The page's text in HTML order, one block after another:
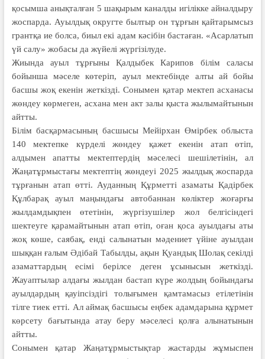
қосымша анықталған 5 шақырым каналды игілікке айналдыру
жоспарда. Ауылдық округте былтыр он тұрғын қайтарымсыз
грантқа ие болса, биыл екі адам кәсібін бастаған. «Асарлатып
үй салу» жобасы да жүйелі жүргізілуде.
Жиында ауыл тұрғыны Қалдыбек Карипов білім саласы
бойынша мәселе көтеріп, ауыл мектебінде алты ай бойы
басшы жоқ екенін жеткізді. Сонымен қатар мектеп асханасы
жөндеу көрмеген, асхана мен акт залы қыста жылымайтынын
айтты.
Білім басқармасының басшысы Мейірхан Өмірбек облыста
140 мектепке күрделі жөндеу қажет екенін атап өтіп,
алдымен апатты мектептердің мәселесі шешілетінін, ал
Жаңатұрмыстағы мектептің жөндеуі 2025 жылдық жоспарда
тұрғанын атап өтті. Ауданның Құрметті азаматы Қадірбек
Құлбарақ ауыл маңындағы автобаннан көліктер жоғарғы
жылдамдықпен өтетінін, жүргізушілер жол белгісіндегі
шектеуге қарамайтынын атап өтіп, оған қоса ауылдағы аты
жоқ көше, саябақ, енді салынатын мәдениет үйіне ауылдан
шыққан ғалым Әдібай Табылды, ақын Қуандық Шолақ секілді
азаматтардың есімі берілсе деген ұсынысын жеткізді.
Жауаптылар алдағы жылдан бастап күре жолдың бойындағы
ауылдардың қауіпсіздігі толығымен қамтамасыз етілетінін
тілге тиек етті. Ал аймақ басшысы еңбек адамдарына құрмет
көрсету бағытында атау беру мәселесі қолға алынатынын
айтты.
Сонымен қатар Жаңатұрмыстықтар жастарды жұмыспен